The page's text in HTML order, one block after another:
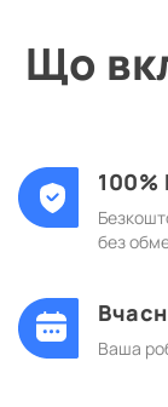
Що
100%
без
Ваша